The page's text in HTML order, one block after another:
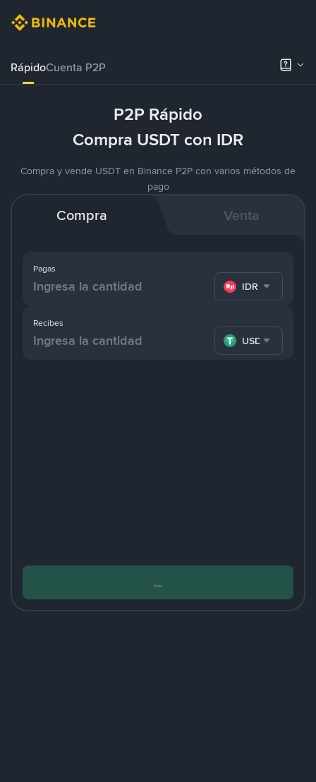
RápidoCuenta P2P
P2P Rápido
Compra USDT con IDR
Compra y vende USDT en Binance P2P con varios métodos de
pago
Compra Venta
Pagas
IDR
Recibes
USDT